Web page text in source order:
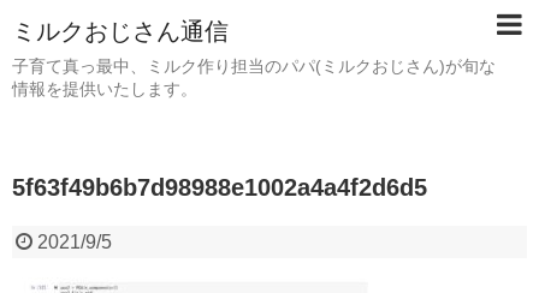
ミルクおじさん通信
子育て真っ最中、ミルク作り担当のパパ(ミルクおじさん)が旬な
情報を提供いたします。
5f63f49b6b7d98988e1002a4a4f2d6d5
2021/9/5